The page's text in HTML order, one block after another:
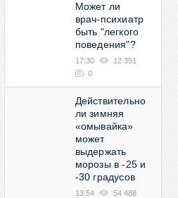
Может ли
врач-психиатр
быть "легкого
поведения"?
17:30
12 351
0
Действительно
ли зимняя
«омывайка»
может
выдержать
морозы в -25 и
-30 градусов
13:54
54 488